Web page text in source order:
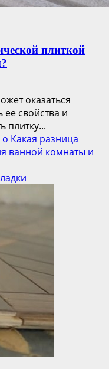
плиткой
оказаться
свойства и
плитку...
Какая разница
ванной комнаты и